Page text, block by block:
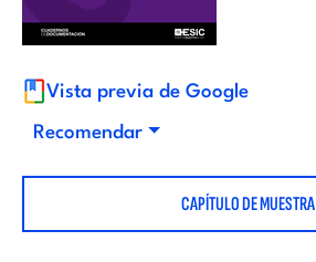
d
t
o
Vista previa de Google
Recomendar
CAPÍTULO DE MUESTRA